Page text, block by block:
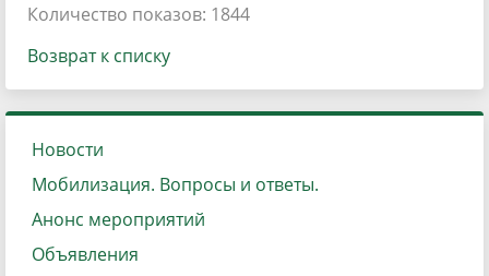
Количество показов: 1844
Возврат к списку
Новости
Мобилизация. Вопросы и ответы.
Анонс мероприятий
Объявления